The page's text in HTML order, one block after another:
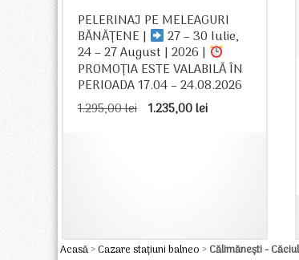
PELERINAJ PE MELEAGURI
BĂNĂȚENE | 27 – 30 Iulie,
24 – 27 August | 2026 |
PROMOȚIA ESTE VALABILĂ ÎN
PERIOADA 17.04 – 24.08.2026
1.295,00lei Prețul
inițial
1.235,00leiPrețul
Acasă>Cazare stațiuni balneo>Călimănești -